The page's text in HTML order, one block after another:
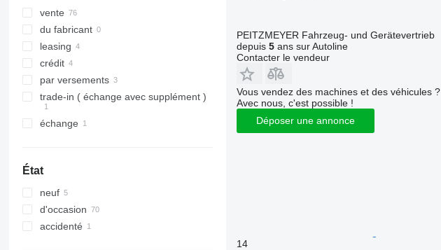
vente
du fabricant
leasing
crédit
par versements
trade-in ( échange avec supplément )
échange
État
neuf
d'occasion
accidenté
PEITZMEYER Fahrzeug- und Gerätevertrieb
depuis 5ans sur Autoline
Contacter le vendeur
Vous vendez des machines et des véhicules ?
Avec nous, c'est possible !
Déposer une annonce
14